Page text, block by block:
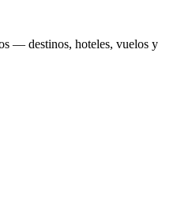
— destinos, hoteles, vuelos y